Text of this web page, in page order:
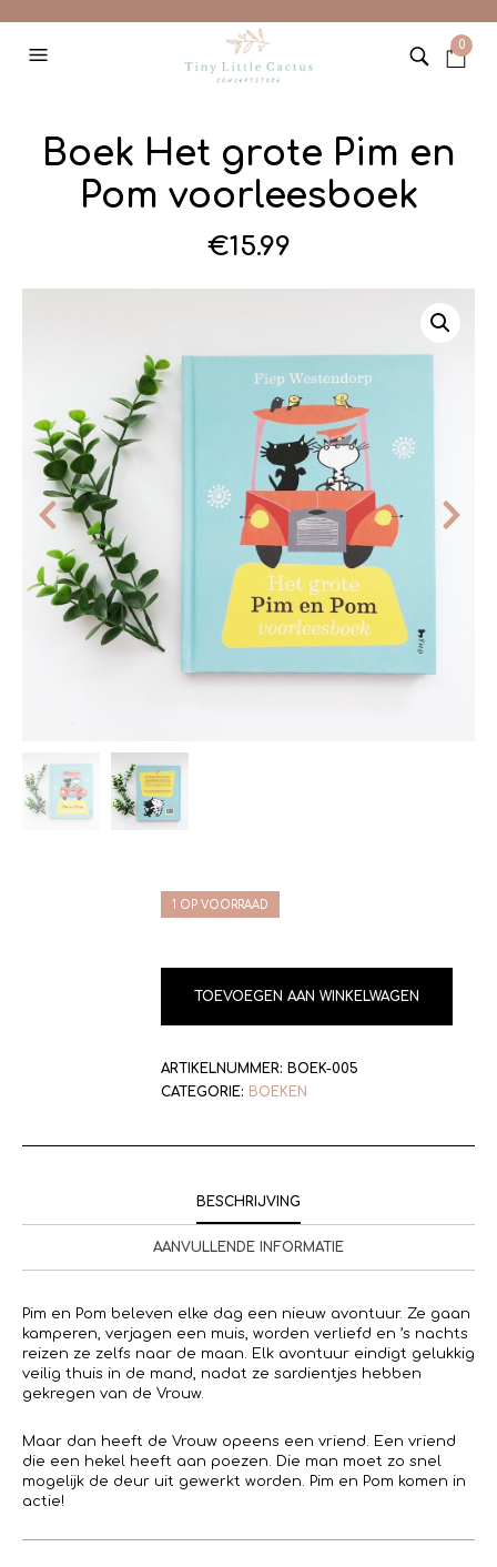
0
Boek Het grote Pim en
Pom voorleesboek
€15.99
1 OP VOORRAAD
TOEVOEGEN AAN WINKELWAGEN
ARTIKELNUMMER: BOEK-005
CATEGORIE: BOEKEN
BESCHRIJVING
AANVULLENDE INFORMATIE
Pim en Pom beleven elke dag een nieuw avontuur. Ze gaan
kamperen, verjagen een muis, worden verliefd en ’s nachts
reizen ze zelfs naar de maan. Elk avontuur eindigt gelukkig
veilig thuis in de mand, nadat ze sardientjes hebben
gekregen van de Vrouw.
Maar dan heeft de Vrouw opeens een vriend. Een vriend
die een hekel heeft aan poezen. Die man moet zo snel
mogelijk de deur uit gewerkt worden. Pim en Pom komen in
actie!